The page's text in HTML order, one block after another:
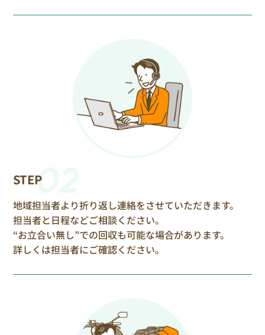
STEP02
地域担当者より折り返し連絡をさせていただきます。
担当者と日程などご相談ください。
“お立合い無し”での回収も可能な場合があります。
詳しくは担当者にご確認ください。